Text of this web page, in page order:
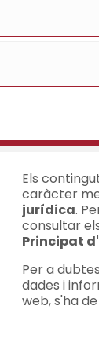
Els
caràcter
jurídica.
consultar
Principat
Per a
dades i
web, s'ha